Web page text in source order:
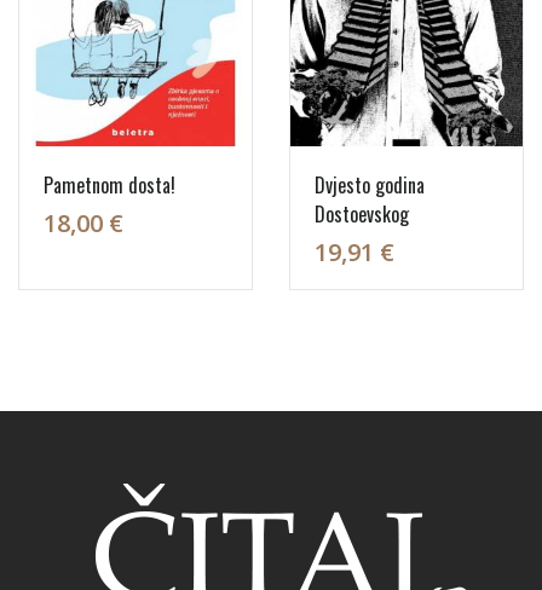
Pametnom dosta!
18,00 €
Dvjesto godina
Dostoevskog
19,91 €